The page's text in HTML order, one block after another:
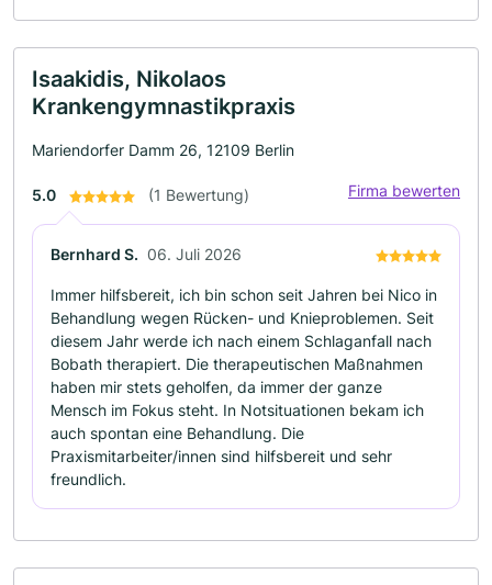
Isaakidis, Nikolaos
Krankengymnastikpraxis
Mariendorfer Damm 26, 12109 Berlin
5.0 (1 Bewertung) Firma bewerten
Bernhard S. 06. Juli 2026
Immer hilfsbereit, ich bin schon seit Jahren bei Nico in
Behandlung wegen Rücken- und Knieproblemen. Seit
diesem Jahr werde ich nach einem Schlaganfall nach
Bobath therapiert. Die therapeutischen Maßnahmen
haben mir stets geholfen, da immer der ganze
Mensch im Fokus steht. In Notsituationen bekam ich
auch spontan eine Behandlung. Die
Praxismitarbeiter/innen sind hilfsbereit und sehr
freundlich.